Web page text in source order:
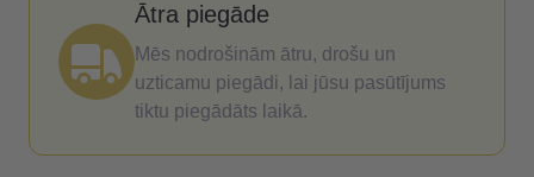
Ātra piegāde
Mēs nodrošinām ātru, drošu un
uzticamu piegādi, lai jūsu pasūtījums
tiktu piegādāts laikā.